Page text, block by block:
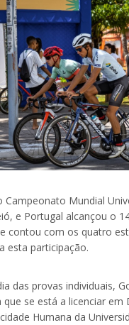
Campeonato Mundial
e Portugal alcançou o
contou com os quatro
esta participação.
das provas individuais,
se está a licenciar em
Humana da